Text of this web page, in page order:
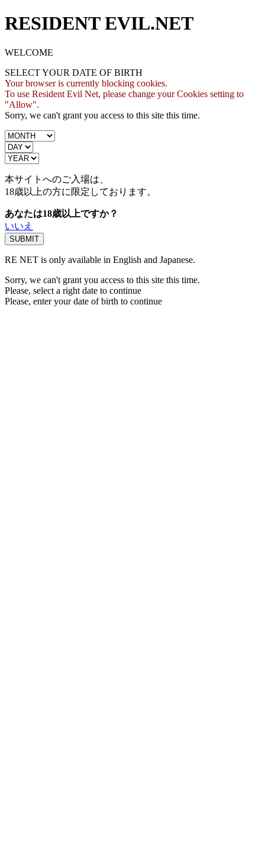
RESIDENT EVIL.NET
WELCOME
SELECT YOUR DATE OF BIRTH
Your browser is currently blocking cookies.
To use Resident Evil Net, please change your Cookies setting to
"Allow".
Sorry, we can't grant you access to this site this time.
本サイトへのご入場は、
18歳以上の方に限定しております。
あなたは18歳以上ですか？
いいえ
RE NET is only available in English and Japanese.
Sorry, we can't grant you access to this site this time.
Please, select a right date to continue
Please, enter your date of birth to continue